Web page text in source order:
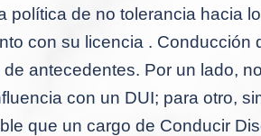
política de no tolerancia hacia
con su licencia . Conducción
antecedentes. Por un lado,
con un DUI; para otro,
que un cargo de Conducir